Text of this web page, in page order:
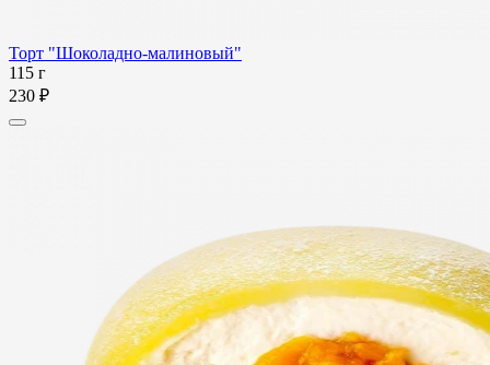
Торт "Шоколадно-малиновый"
115 г
230 ₽